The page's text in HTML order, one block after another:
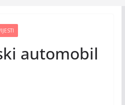
automobil